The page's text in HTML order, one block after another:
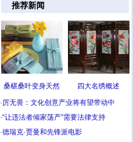
推荐新闻
桑椹桑叶变身天然
四大名绣概述
·厉无畏：文化创意产业将有望带动中
·“让违法者倾家荡产”需要法律支持
·德瑞克·贾曼和先锋派电影